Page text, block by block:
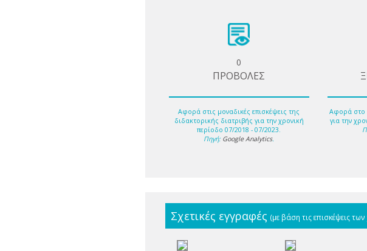
0
ΠΡΟΒΟΛΕΣ
Αφορά στις μοναδικές επισκέψεις της
διδακτορικής διατριβής για την χρονική
περίοδο 07/2018 - 07/2023.
Πηγή: Google Analytics.
Αφορά στο
για την
Σχετικές εγγραφές (με βάση τις επισκέψεις